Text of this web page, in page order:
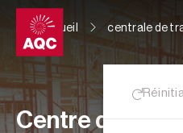
Panneau de gestion des cookies
Accueil centrale de
Centre de